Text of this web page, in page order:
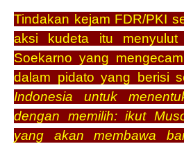
Tindakan kejam FDR/PKI
aksi kudeta itu menyulut
Soekarno yang
dalam pidato yang berisi
Indonesia untuk
dengan memilih: ikut
yang akan membawa